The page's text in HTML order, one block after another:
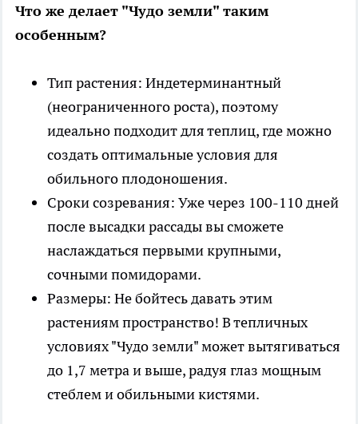
Что же делает "Чудо земли" таким
особенным?
Тип растения: Индетерминантный
(неограниченного роста), поэтому
идеально подходит для теплиц, где можно
создать оптимальные условия для
обильного плодоношения.
Сроки созревания: Уже через 100-110 дней
после высадки рассады вы сможете
наслаждаться первыми крупными,
сочными помидорами.
Размеры: Не бойтесь давать этим
растениям пространство! В тепличных
условиях "Чудо земли" может вытягиваться
до 1,7 метра и выше, радуя глаз мощным
стеблем и обильными кистями.